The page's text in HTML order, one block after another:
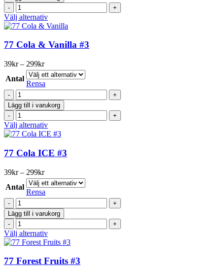
på
produktsidan
&
Cherry
#3
mängd
77
Cola
&
#3
mängd
Välj alternativDen
här
har
De
olika
väljas
produktsidan
77 Cola & Vanilla #3
39kr – 299krPrisintervall:
39kr
till
299kr
Antal
Rensa
77
Cola
&
Vanilla
#3
mängd
Lägg till i varukorg
77
Cola
&
#3
mängd
Välj alternativDen
här
har
flera
De
olika
väljas
på
produktsidan
77 Cola ICE #3
39kr – 299krPrisintervall:
39kr
till
299kr
Antal
Rensa
77
Cola
ICE
#3
mängd
Lägg till i varukorg
77
Cola
ICE
mängd
Välj alternativDen
här
har
77 Forest Fruits #3